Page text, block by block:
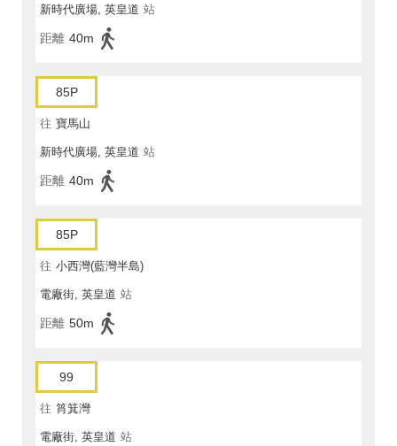
新時代廣場, 英皇道 站
距離 40m
85P
往 寶馬山
新時代廣場, 英皇道 站
距離 40m
85P
往 小西灣(藍灣半島)
電廠街, 英皇道 站
距離 50m
99
往 筲箕灣
電廠街, 英皇道 站